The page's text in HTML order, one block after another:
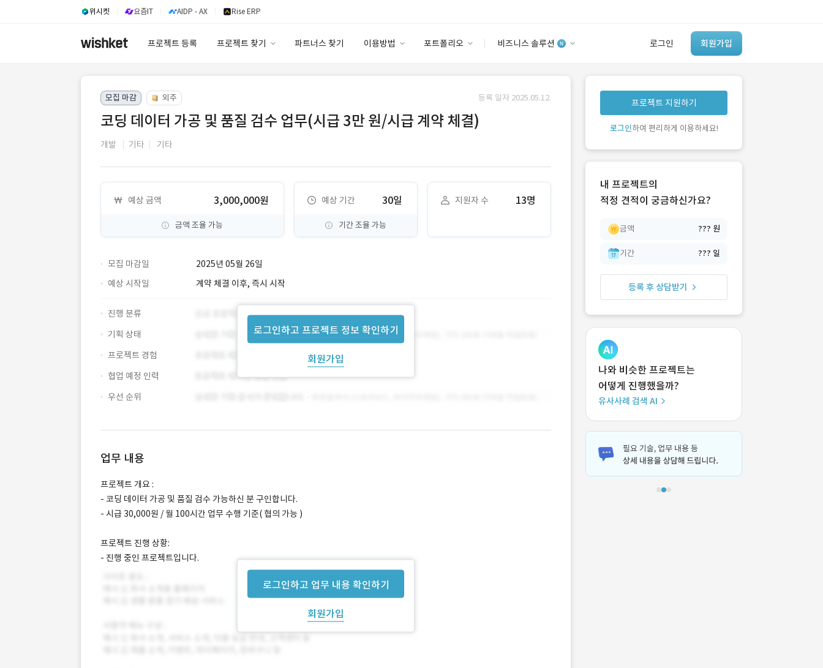
위시켓 요즘IT AIDP - AX Rise ERP
프로젝트 등록 프로젝트 찾기 파트너스 찾기 이용방법 포트폴리오 비즈니스 솔루션 로그인 회원가입
이용요금
고객센터
안심 코드 케어
유사사례 검색 AI
‘이런 거’ 만들어본
개발 회사 있어?
모집 마감 외주 등록 일자 2025.05.12.
코딩 데이터 가공 및 품질 검수 업무(시급 3만 원/시급 계약 체결)
개발 기타 기타
예상 금액 3,000,000원
금액 조율 가능
예상 기간 30일
기간 조율 가능
지원자 수 13명
모집 마감일 2025년 05월 26일
로그인하고 프로젝트 정보 확인하기
회원가입
예상 시작일 계약 체결 이후, 즉시 시작
진행 분류
기획 상태
프로젝트 경험
협업 예정 인력
우선 순위
업무 내용
로그인하고 업무 내용 확인하기
회원가입
프로젝트 개요 :
- 코딩 데이터 가공 및 품질 검수 가능하신 분 구인합니다.
- 시급 30,000원 / 월 100시간 업무 수행 기준( 협의 가능 )
프로젝트 진행 상황:
- 진행 중인 프로젝트입니다.
프로젝트 지원하기
로그인하여 편리하게 이용하세요!
내 프로젝트의
적정 견적이 궁금하신가요?
금액 ??? 원
기간 ??? 일
등록 후 상담받기
나와 비슷한 프로젝트는
어떻게 진행했을까?
유사사례 검색 AI